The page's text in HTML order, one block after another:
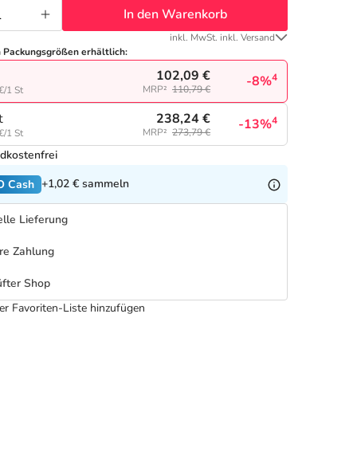
In den Warenkorb
inkl. MwSt. inkl. Versand
Packungsgrößen erhältlich:
1 St
102,09 €
MRP² 110,79 € -8%4
1 St
238,24 €
MRP² 273,79 € -13%4
Cash +1,02 € sammeln
Lieferung
Zahlung
Shop
Favoriten-Liste hinzufügen